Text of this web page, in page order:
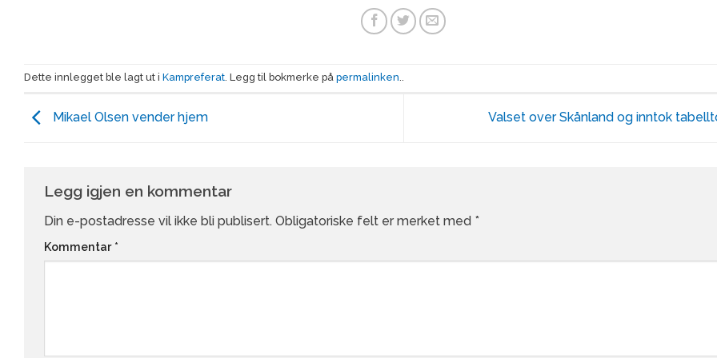
Dette innlegget ble lagt ut i Kampreferat. Legg til bokmerke på permalinken..
Mikael Olsen vender hjem Valset over Skånland og inntok
Legg igjen en kommentar
Din e-postadresse vil ikke bli publisert. Obligatoriske felt er merket med *
Kommentar *